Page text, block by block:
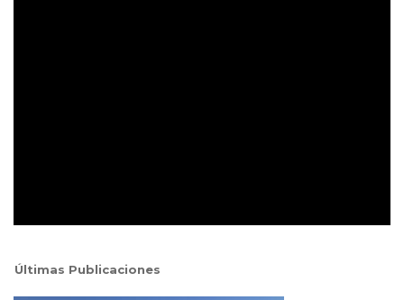
Últimas Publicaciones